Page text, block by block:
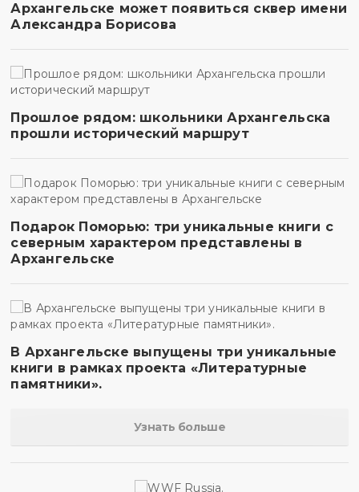
Архангельске может появиться сквер имени
Александра Борисова
Прошлое рядом: школьники Архангельска
прошли исторический маршрут
Подарок Поморью: три уникальные книги с
северным характером представлены в
Архангельске
В Архангельске выпущены три уникальные
книги в рамках проекта «Литературные
памятники».
Узнать больше